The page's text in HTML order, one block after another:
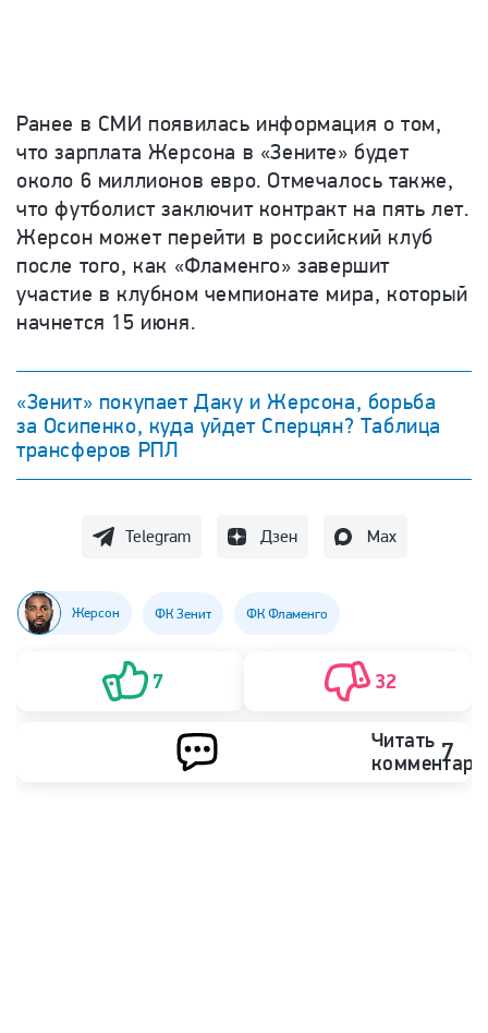
Ранее в СМИ появилась информация о том,
что зарплата Жерсона в «Зените» будет
около 6 миллионов евро. Отмечалось также,
что футболист заключит контракт на пять лет.
Жерсон может перейти в российский клуб
после того, как «Фламенго» завершит
участие в клубном чемпионате мира, который
начнется 15 июня.
«Зенит» покупает Даку и Жерсона, борьба
за Осипенко, куда уйдет Сперцян? Таблица
трансферов РПЛ
Telegram Дзен Max
Жерсон ФК Зенит ФК Фламенго
7 32
Читать 7